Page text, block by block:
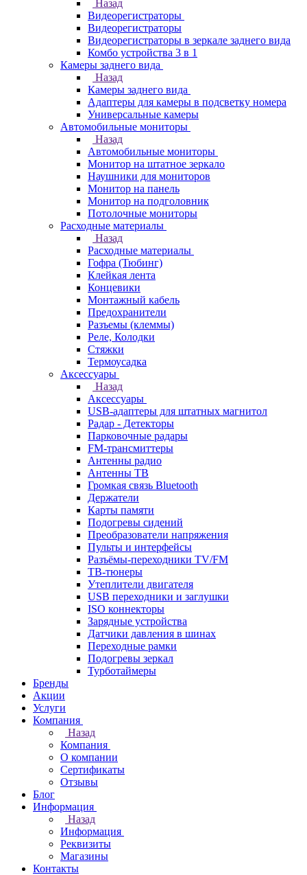
Назад
Видеорегистраторы
Видеорегистраторы
Видеорегистраторы в зеркале заднего вида
Комбо устройства 3 в 1
Камеры заднего вида
Назад
Камеры заднего вида
Адаптеры для камеры в подсветку номера
Универсальные камеры
Автомобильные мониторы
Назад
Автомобильные мониторы
Монитор на штатное зеркало
Наушники для мониторов
Монитор на панель
Монитор на подголовник
Потолочные мониторы
Расходные материалы
Назад
Расходные материалы
Гофра (Тюбинг)
Клейкая лента
Концевики
Монтажный кабель
Предохранители
Разъемы (клеммы)
Реле, Колодки
Стяжки
Термоусадка
Аксессуары
Назад
Аксессуары
USB-адаптеры для штатных магнитол
Радар - Детекторы
Парковочные радары
FM-трансмиттеры
Антенны радио
Антенны ТВ
Громкая связь Bluetooth
Держатели
Карты памяти
Подогревы сидений
Преобразователи напряжения
Пульты и интерфейсы
Разъёмы-переходники TV/FM
ТВ-тюнеры
Утеплители двигателя
USB переходники и заглушки
ISO коннекторы
Зарядные устройства
Датчики давления в шинах
Переходные рамки
Подогревы зеркал
Турботаймеры
Бренды
Акции
Услуги
Компания
Назад
Компания
О компании
Сертификаты
Отзывы
Блог
Информация
Назад
Информация
Реквизиты
Магазины
Контакты